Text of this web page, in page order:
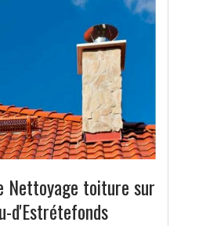
Nettoyage toiture sur
d'Estrétefonds